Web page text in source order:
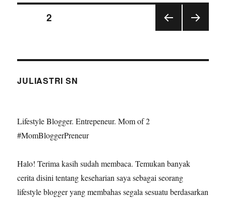
Membuat
Paginasi
PAGE
PAGE2
JULIASTRI SN
Lifestyle Blogger. Entrepeneur. Mom of 2
#MomBloggerPreneur
Halo! Terima kasih sudah membaca. Temukan banyak
cerita disini tentang keseharian saya sebagai seorang
lifestyle blogger yang membahas segala sesuatu berdasarkan